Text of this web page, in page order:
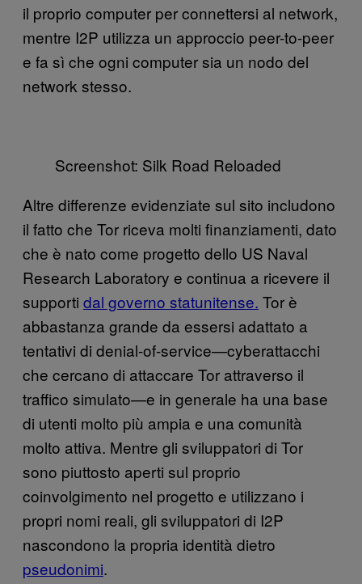
il proprio computer per connettersi al network,
mentre I2P utilizza un approccio peer-to-peer
e fa sì che ogni computer sia un nodo del
network stesso.
Screenshot: Silk Road Reloaded
Altre differenze evidenziate sul sito includono
il fatto che Tor riceva molti finanziamenti, dato
che è nato come progetto dello US Naval
Research Laboratory e continua a ricevere il
supporti dal governo statunitense. Tor è
abbastanza grande da essersi adattato a
tentativi di denial-of-service—cyberattacchi
che cercano di attaccare Tor attraverso il
traffico simulato—e in generale ha una base
di utenti molto più ampia e una comunità
molto attiva. Mentre gli sviluppatori di Tor
sono piuttosto aperti sul proprio
coinvolgimento nel progetto e utilizzano i
propri nomi reali, gli sviluppatori di I2P
nascondono la propria identità dietro
pseudonimi.